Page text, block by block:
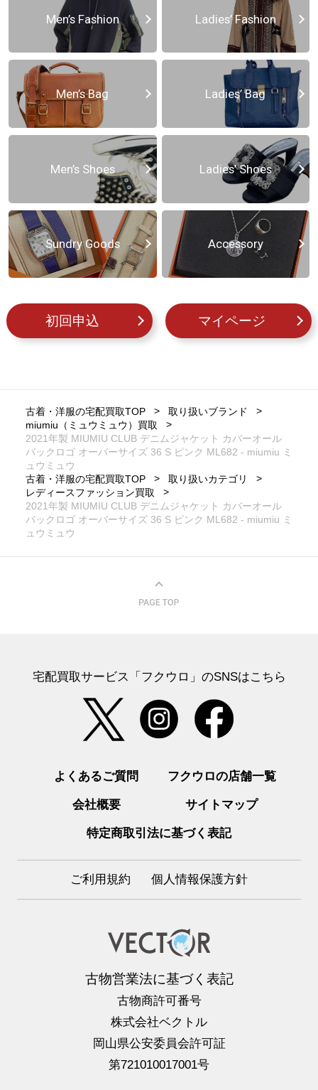
Men’s Fashion Ladies’ Fashion
Men’s Bag Ladies’ Bag
Men’s Shoes Ladies’ Shoes
Sundry Goods Accessory
初回申込 マイページ
古着・洋服の宅配買取TOP
取り扱いブランド
miumiu（ミュウミュウ）買取
2021年製 MIUMIU CLUB デニムジャケット カバーオール
バックロゴ オーバーサイズ 36 S ピンク ML682 - miumiu ミ
ュウミュウ
古着・洋服の宅配買取TOP
取り扱いカテゴリ
レディースファッション買取
2021年製 MIUMIU CLUB デニムジャケット カバーオール
バックロゴ オーバーサイズ 36 S ピンク ML682 - miumiu ミ
ュウミュウ
宅配買取サービス「フクウロ」のSNSはこちら
よくあるご質問 フクウロの店舗一覧
会社概要 サイトマップ
特定商取引法に基づく表記
ご利用規約 個人情報保護方針
古物営業法に基づく表記
古物商許可番号
株式会社ベクトル
岡山県公安委員会許可証
第721010017001号